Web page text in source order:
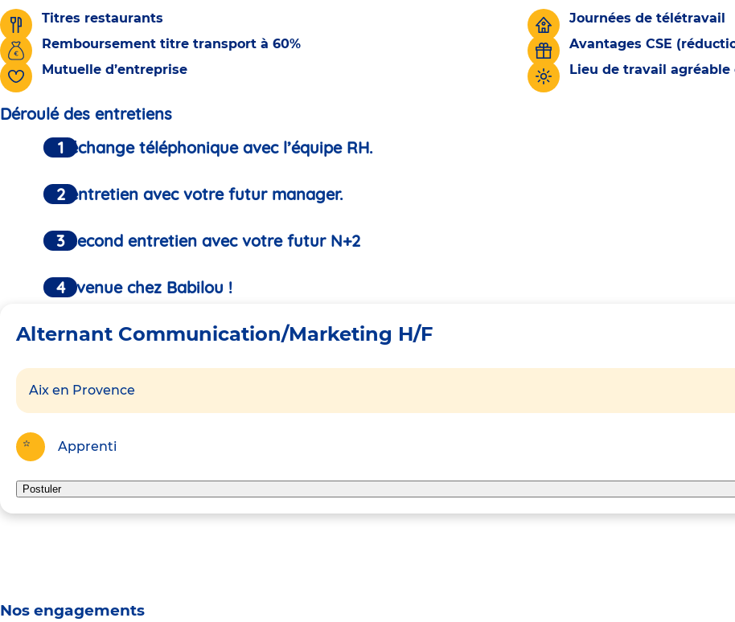
Titres restaurants
Journées de télétravail
Remboursement titre transport à 60%
Avantages CSE
Mutuelle d’entreprise
Lieu de travail agréable
Déroulé des entretiens
Un échange téléphonique avec l’équipe RH.
Un entretien avec votre futur manager.
Un second entretien avec votre futur N+2
Bienvenue chez Babilou !
Alternant Communication/Marketing H/F
Aix en Provence
Apprenti
Postuler
Nos engagements